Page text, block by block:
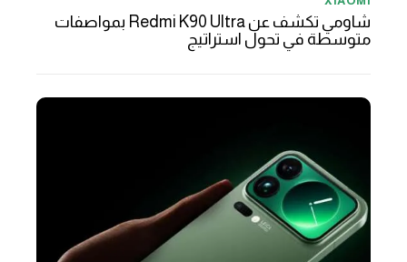
شاومي تكشف عن Redmi K90 Ultra بمواصفات
متوسطة في تحول استراتيج